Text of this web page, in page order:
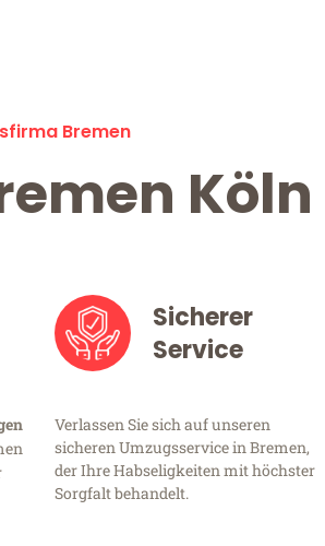
Bremen
Köln
Sicherer
Service
Verlassen Sie sich auf unseren
sicheren Umzugsservice in Bremen,
der Ihre Habseligkeiten mit höchster
Sorgfalt behandelt.